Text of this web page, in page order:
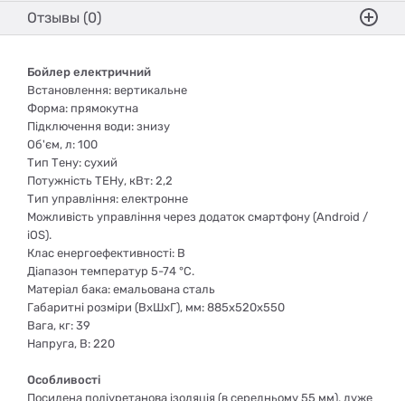
Отзывы (0)
Бойлер електричний
Встановлення: вертикальне
Форма: прямокутна
Підключення води: знизу
Об'єм, л: 100
Тип Тену: сухий
Потужність ТЕНу, кВт: 2,2
Тип управління: електронне
Можливість управління через додаток смартфону (Android /
iOS).
Клас енергоефективності: B
Діапазон температур 5-74 °C.
Матеріал бака: емальована сталь
Габаритні розміри (ВхШхГ), мм: 885x520x550
Вага, кг: 39
Напруга, В: 220
Особливості
Посилена поліуретанова ізоляція (в середньому 55 мм), дуже